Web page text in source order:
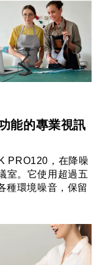
能的專業視訊
PRO120，在降噪
室。它使用超過五
種環境噪音，保留